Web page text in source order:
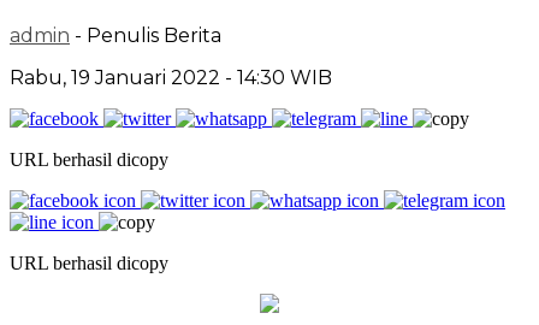
admin - Penulis Berita
Rabu, 19 Januari 2022 - 14:30 WIB
URL berhasil dicopy
URL berhasil dicopy